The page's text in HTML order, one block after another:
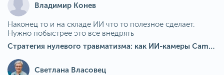
Владимир Конев
Наконец то и на складе ИИ что то полезное сделает.
Нужно побыстрее это все внедрять
Стратегия нулевого травматизма: как ИИ-камеры Camkord снижают риск наезда на пешехода при работе на погрузчике
Светлана Власовец